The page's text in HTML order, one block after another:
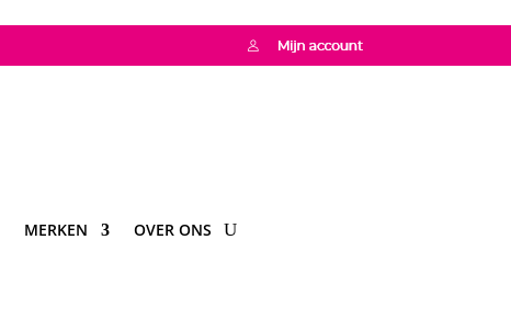
MERKEN OVER ONS